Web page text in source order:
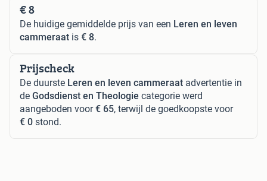
€ 8
De huidige gemiddelde prijs van een Leren en leven
cammeraat is € 8.
Prijscheck
De duurste Leren en leven cammeraat advertentie in
de Godsdienst en Theologie categorie werd
aangeboden voor€ 65, terwijl de goedkoopste voor
€ 0 stond.